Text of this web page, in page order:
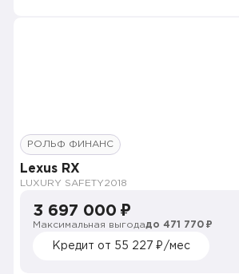
РОЛЬФ ФИНАНС
Lexus RX
LUXURY SAFETY2018
3 697 000 ₽
Максимальная выгодадо 471 770 ₽
Кредит от 55 227 ₽/мес